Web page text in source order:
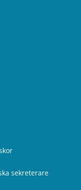
sekreterare